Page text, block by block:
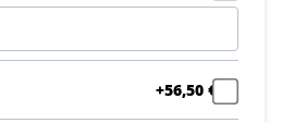
+56,50 €